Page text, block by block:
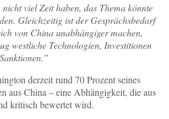
viel Zeit haben, das Thema könnte
Gleichzeitig ist der Gesprächsbedarf
von China unabhängiger machen,
westliche Technologien, Investitionen
derzeit rund 70 Prozent seines
aus China – eine Abhängigkeit, die aus
kritisch bewertet wird.